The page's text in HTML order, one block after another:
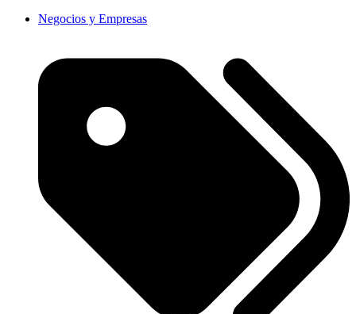
Negocios y Empresas